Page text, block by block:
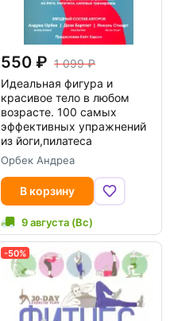
550
1 099
Идеальная фигура и
красивое тело в любом
возрасте. 100 самых
эффективных упражнений
из йоги,пилатеса
Орбек Андреа
В корзину
9 августа (Вс)
-50%